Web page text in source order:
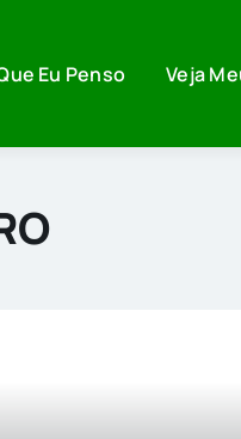
Eu Penso Veja